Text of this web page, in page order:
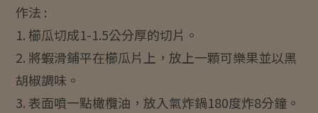
作法 :
1. 櫛瓜切成1-1.5公分厚的切片。
2. 將蝦滑鋪平在櫛瓜片上，放上一顆可樂果並以黑
胡椒調味。
3. 表面噴一點橄欖油，放入氣炸鍋180度炸8分鐘。